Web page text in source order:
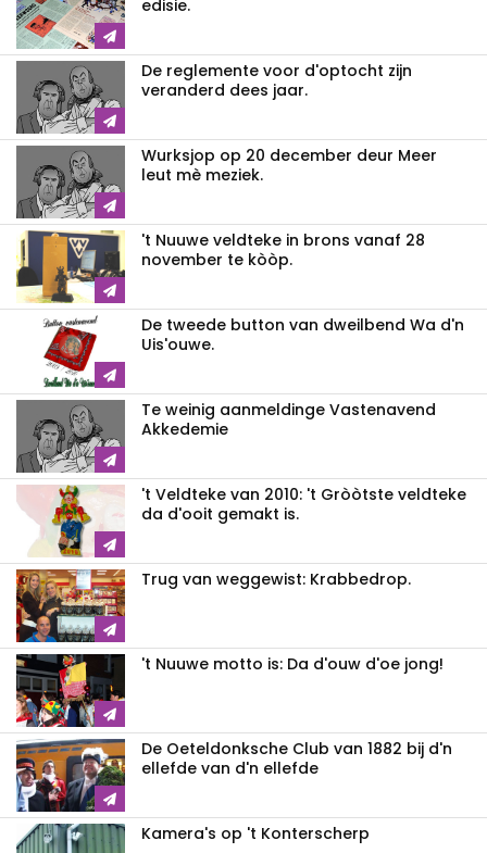
edisie.
De reglemente voor d'optocht zijn
veranderd dees jaar.
Wurksjop op 20 december deur Meer
leut mè meziek.
't Nuuwe veldteke in brons vanaf 28
november te kòòp.
De tweede button van dweilbend Wa d'n
Uis'ouwe.
Te weinig aanmeldinge Vastenavend
Akkedemie
't Veldteke van 2010: 't Gròòtste veldteke
da d'ooit gemakt is.
Trug van weggewist: Krabbedrop.
't Nuuwe motto is: Da d'ouw d'oe jong!
De Oeteldonksche Club van 1882 bij d'n
ellefde van d'n ellefde
Kamera's op 't Konterscherp